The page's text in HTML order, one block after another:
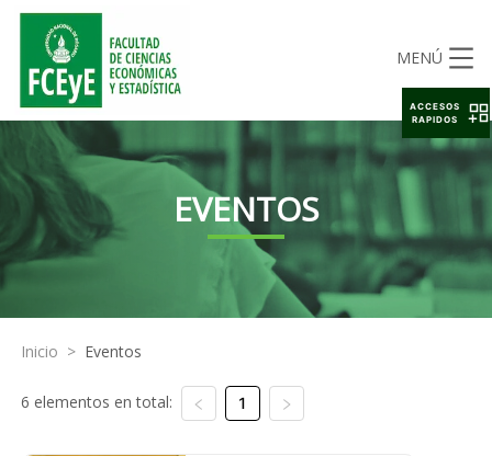
MENÚ
EVENTOS
Inicio > Eventos
6 elementos en total: 1
ACCESOS
RAPIDOS